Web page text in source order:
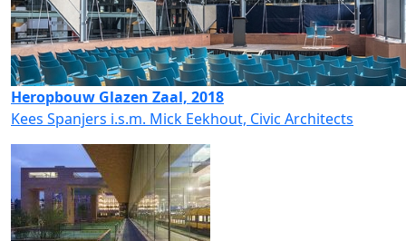
Heropbouw Glazen Zaal, 2018
Kees Spanjers i.s.m. Mick Eekhout, Civic Architects